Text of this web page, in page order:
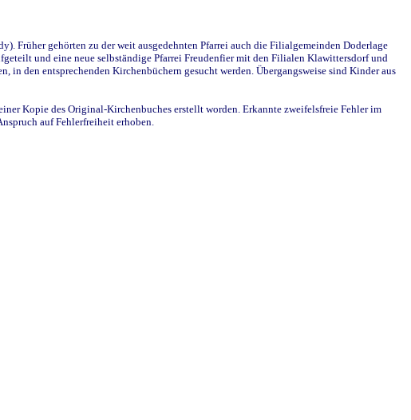
Früher gehörten zu der weit ausgedehnten Pfarrei auch die Filialgemeinden Doderlage
und eine neue selbständige Pfarrei Freudenfier mit den Filialen Klawittersdorf und
den entsprechenden Kirchenbüchern gesucht werden. Übergangsweise sind Kinder aus
Kopie des Original-Kirchenbuches erstellt worden. Erkannte zweifelsfreie Fehler im
auf Fehlerfreiheit erhoben.